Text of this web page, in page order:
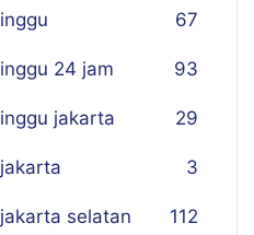
67
24 jam 93
jakarta 29
3
selatan 112